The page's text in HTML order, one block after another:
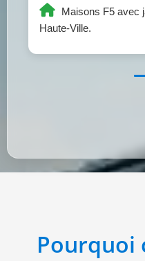
Maisons F5 avec
Haute-Ville.
Pourquoi